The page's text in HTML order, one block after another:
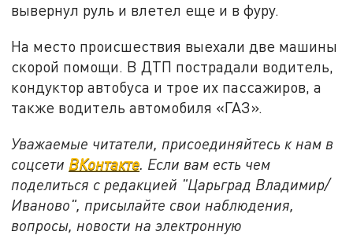
вывернул руль и влетел еще и в фуру.
На место происшествия выехали две машины
скорой помощи. В ДТП пострадали водитель,
кондуктор автобуса и трое их пассажиров, а
также водитель автомобиля «ГАЗ».
Уважаемые читатели, присоединяйтесь к нам в
соцсети ВКонтакте. Если вам есть чем
поделиться с редакцией "Царьград Владимир/
Иваново", присылайте свои наблюдения,
вопросы, новости на электронную